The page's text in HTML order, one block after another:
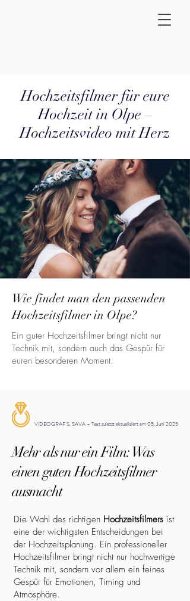
Hochzeitsfilmer für eure
Hochzeit in Olpe –
Hochzeitsvideo mit Herz
Wie findet man den passenden
Hochzeitsfilmer in Olpe?
Ein guter Hochzeitsfilmer bringt nicht nur
Technik mit, sondern auch das Gespür für
euren besonderen Moment.
VIDEOGRAF S. SAVA – Text zuletzt aktualisiert am 05. Juni 2025
Mehr als nur ein Film: Was
einen guten Hochzeitsfilmer
ausmacht
Die Wahl des richtigen Hochzeitsfilmers ist
eine der wichtigsten Entscheidungen bei
der Hochzeitsplanung. Ein professioneller
Hochzeitsfilmer bringt nicht nur hochwertige
Technik mit, sondern vor allem ein feines
Gespür für Emotionen, Timing und
Atmosphäre.